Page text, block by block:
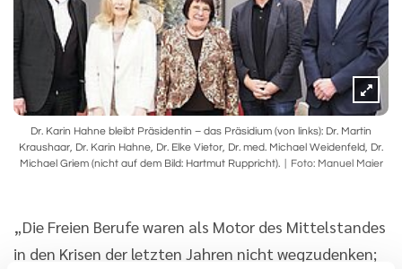
Dr. Karin Hahne bleibt Präsidentin – das Präsidium (von links): Dr. Martin
Kraushaar, Dr. Karin Hahne, Dr. Elke Vietor, Dr. med. Michael Weidenfeld, Dr.
Michael Griem (nicht auf dem Bild: Hartmut Ruppricht).
Foto: Manuel Maier
„Die Freien Berufe waren als Motor des Mittelstandes
in den Krisen der letzten Jahren nicht wegzudenken;